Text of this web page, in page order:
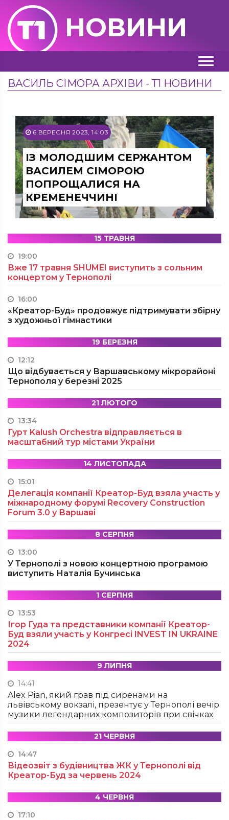
НОВИНИ
ВАСИЛЬ СІМОРА АРХІВИ - Т1 НОВИНИ
6 ВЕРЕСНЯ 2023, 14:03
ІЗ МОЛОДШИМ СЕРЖАНТОМ
ВАСИЛЕМ СІМОРОЮ
ПОПРОЩАЛИСЯ НА
КРЕМЕНЕЧЧИНІ
15 ТРАВНЯ
19:00
Вже 17 травня SHUMEI виступить з сольним
концертом у Тернополі
16:00
«Креатор-Буд» продовжує підтримувати збірну
з художньої гімнастики
19 БЕРЕЗНЯ
12:12
Що відбувається у Варшавському мікрорайоні
Тернополя у березні 2025
21 ЛЮТОГО
13:34
Гурт Kalush Orchestra відправляється в
масштабний тур містами України
14 ЛИСТОПАДА
15:01
Делегація компанії Креатор-Буд взяла участь у
міжнародному форумі Recovery Construction
Forum 3.0 у Варшаві
8 СЕРПНЯ
13:00
У Тернополі з новою концертною програмою
виступить Наталія Бучинська
1 СЕРПНЯ
13:53
Ігор Гуда та представники компанії Креатор-
Буд взяли участь у Конгресі INVEST IN UKRAINE
2024
9 ЛИПНЯ
14:41
Alex Pian, який грав під сиренами на
львівському вокзалі, презентує у Тернополі вечір
музики легендарних композиторів при свічках
21 ЧЕРВНЯ
14:47
Відеозвіт з будівництва ЖК у Тернополі від
Креатор-Буд за червень 2024
4 ЧЕРВНЯ
17:10